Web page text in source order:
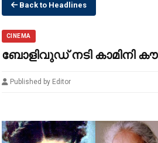
Back to Headlines
CINEMA
ബോളിവുഡ് നടി കാമിനി
Published by Editor